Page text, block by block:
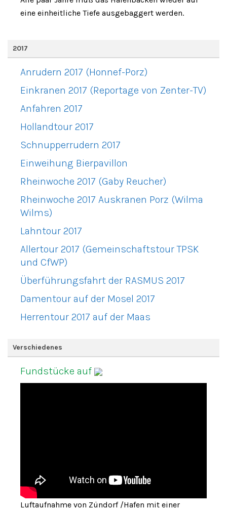
eine einheitliche Tiefe ausgebaggert werden.
2017
Anrudern 2017 (Honnef-Porz)
Einkranen 2017 (Reportage von Zenter-TV)
Anfahren 2017
Hollandtour 2017
Schnupperrudern 2017
Einweihung Bierpavillon
Rheinwoche 2017 (Gaby Reucher)
Rheinwoche 2017 Auskranen Porz (Wilma
Wilms)
Lahntour 2017
Allertour 2017 (Gemeinschaftstour TPSK
und CfWP)
Überführungsfahrt der RASMUS 2017
Damentour auf der Mosel 2017
Herrentour 2017 auf der Maas
Verschiedenes
Fundstücke auf
Luftaufnahme von Zündorf /Hafen mit einer